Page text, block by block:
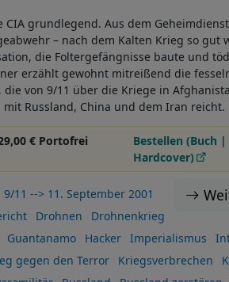
CIA grundlegend. Aus dem
– nach dem Kalten Krieg so gut
die Foltergefängnisse baute und
erzählt gewohnt mitreißend die
die von 9/11 über die Kriege in
Russland, China und dem Iran reicht.
€ Portofrei
Bestellen (Buch |
Hardcover)
9/11 --> 11. September 2001
Drohnen
Drohnenkrieg
Guantanamo Hacker Imperialismus
gegen den Terror Kriegsverbrechen